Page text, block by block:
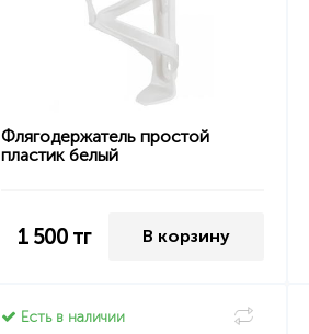
Флягодержатель простой
пластик белый
1 500 тг В корзину
Есть в наличии